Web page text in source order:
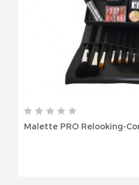
Malette PRO Relooking-